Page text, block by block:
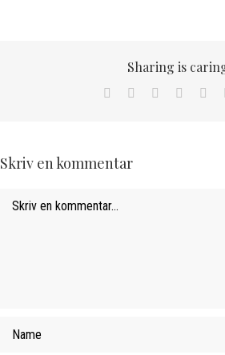
Sharing is
Facebook LinkedIn
Skriv en kommentar
Comment